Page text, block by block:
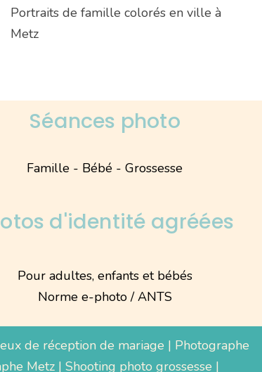
Portraits de famille colorés en ville à
Metz
Séances photo
Famille - Bébé - Grossesse
d'identité agréées
Pour adultes, enfants et bébés
Norme e-photo / ANTS
de réception de mariage | Photographe
Metz | Shooting photo grossesse |